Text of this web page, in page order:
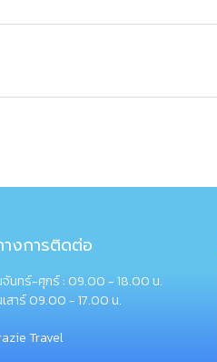
งการติดต่อ
จันทร์-ศุกร์ : 09.00 - 18.00 น.
สาร์ 09.00 - 17.00 น.
Travel